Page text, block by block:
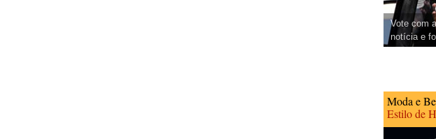
Vote com
notícia e
Moda e
Estilo de